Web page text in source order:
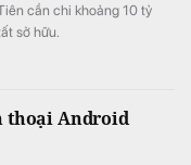
cần chi khoảng 10 tỷ
sở hữu.
thoại Android